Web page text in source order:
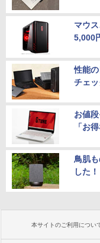
マウ
5,000
性能
チェッ
お値
「お
鳥肌
した！
本サイトのご利用につい